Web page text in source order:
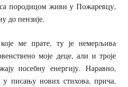
породицом живи у Пожаревцу,
до пензије.
ме прате, ту је немерљива
моје деце, али и троје
посебну енергију. Наравно,
у писању нових стихова, прича,